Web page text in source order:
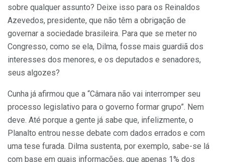
sobre qualquer assunto? Deixe isso para os Reinaldos
Azevedos, presidente, que não têm a obrigação de
governar a sociedade brasileira. Para que se meter no
Congresso, como se ela, Dilma, fosse mais guardiã dos
interesses dos menores, e os deputados e senadores,
seus algozes?
Cunha já afirmou que a “Câmara não vai interromper seu
processo legislativo para o governo formar grupo”. Nem
deve. Até porque a gente já sabe que, infelizmente, o
Planalto entrou nesse debate com dados errados e com
uma tese furada. Dilma sustenta, por exemplo, sabe-se lá
com base em quais informações, que apenas 1% dos